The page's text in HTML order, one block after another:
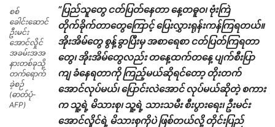
စစ်
ခေါင်းဆောင်
ဦးမင်း
အောင်လှိုင်
အခမ်းအအ
နားတစ်ခုသို့
တက်ရောက်
ခဲ့စဉ်
(ဓာတ်ပုံ-
AFP)
“ပြည်သူတွေ ငတ်ပြတ်နေတာ နေ့တဓူဝ၊ ဗုံးကြဲ
တိုက်ခိုက်တာတွေကြောင့် ပြေးလွှားရုန်းကန်ကြရတယ်။
အိုးအိမ်တွေ စွန့်ခွာပြီးမှ အစာရေစာ ငတ်ပြတ်ကြရတာ
တွေ၊ အိုးအိမ်တွေလည်း တနေ့ထက်တနေ့ ပျက်စီးပြာ
ကျ ခံနေရတာကို ကြည့်မယ်ဆိုရင်တော့ တိုးတက်
အောင်လုပ်မယ်၊ ပြောင်းလဲအောင် လုပ်မယ်ဆိုတဲ့ စကား
က သူ့ရဲ့ မိသားစု၊ သူ့ရဲ့ သားသမီး စီးပွားရေး၊ ဦးမင်း
အောင်လှိုင်ရဲ့ မိသားစုကိုပဲ ဖြစ်တယ်လို့ တိုင်းပြည်